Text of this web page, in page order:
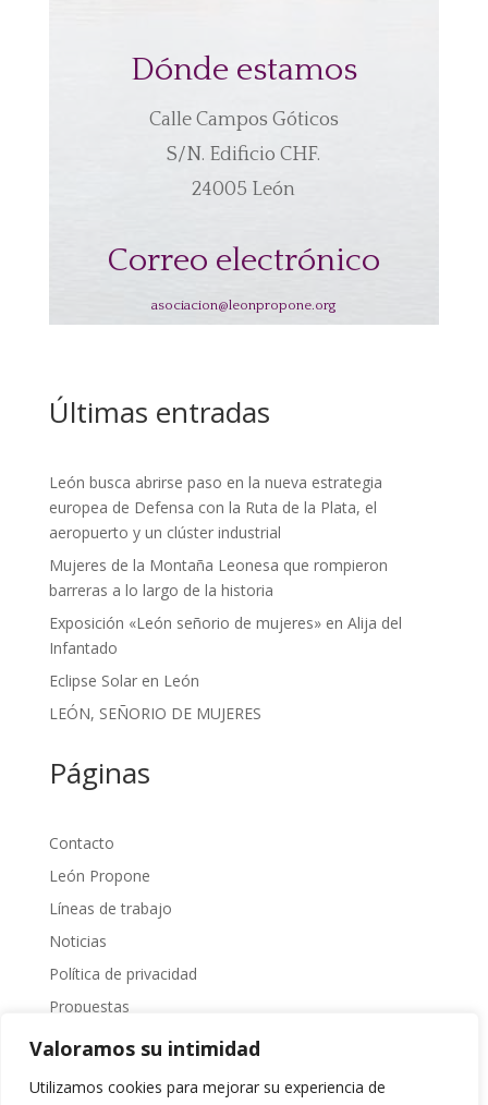
Valoramos su intimidad
Utilizamos cookies para mejorar su experiencia de
Dónde estamos
Calle Campos Góticos
S/N. Edificio CHF.
24005 León
Correo electrónico
asociacion@leonpropone.org
Últimas entradas
León busca abrirse paso en la nueva estrategia
europea de Defensa con la Ruta de la Plata, el
aeropuerto y un clúster industrial
Mujeres de la Montaña Leonesa que rompieron
barreras a lo largo de la historia
Exposición «León señorio de mujeres» en Alija del
Infantado
Eclipse Solar en León
LEÓN, SEÑORIO DE MUJERES
Páginas
Contacto
León Propone
Líneas de trabajo
Noticias
Política de privacidad
Propuestas
Sobre Nosotros